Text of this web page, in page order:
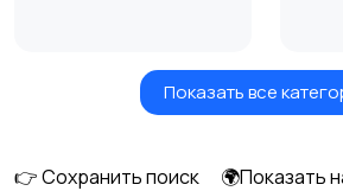
Игрушки и игрыПоказать все
👉 Сохранить поиск
🌍Показать